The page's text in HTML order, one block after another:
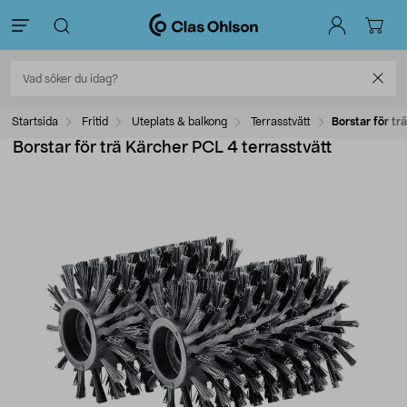
Startsida Fritid Uteplats & balkong Terrasstvätt Borstar för
Borstar för trä Kärcher PCL 4 terrasstvätt